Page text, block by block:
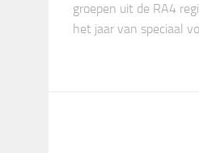
groepen uit de RA4
het jaar van speciaal